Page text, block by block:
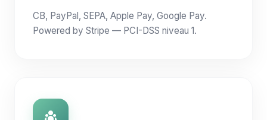
CB, PayPal, SEPA, Apple Pay, Google Pay.
Powered by Stripe — PCI-DSS niveau 1.